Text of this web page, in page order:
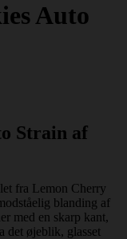
Auto
Strain af
fra Lemon Cherry
blanding af
med en skarp kant,
det øjeblik, glasset